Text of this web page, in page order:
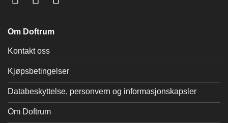
Om Doftrum
Kontakt oss
Kjøpsbetingelser
Databeskyttelse, personvern og informasjonskapsler
Om Doftrum